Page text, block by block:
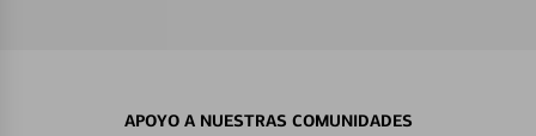
APOYO A NUESTRAS COMUNIDADES